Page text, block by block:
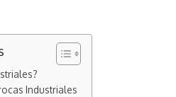
Industriales